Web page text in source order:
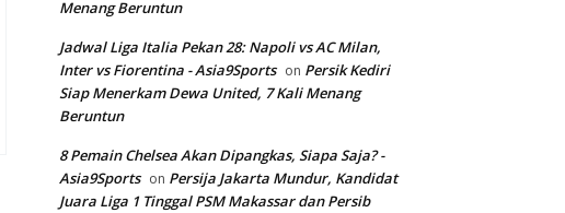
Menang Beruntun
Jadwal Liga Italia Pekan 28: Napoli vs AC Milan,
Inter vs Fiorentina - Asia9Sports on Persik Kediri
Siap Menerkam Dewa United, 7 Kali Menang
Beruntun
8 Pemain Chelsea Akan Dipangkas, Siapa Saja? -
Asia9Sports on Persija Jakarta Mundur, Kandidat
Juara Liga 1 Tinggal PSM Makassar dan Persib